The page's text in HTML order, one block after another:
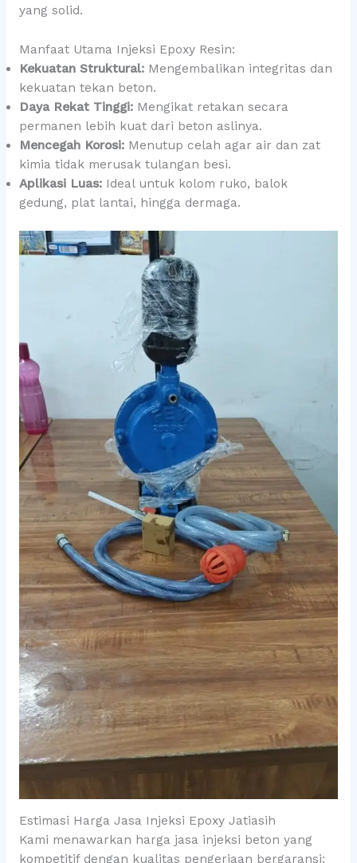
yang solid.
Manfaat Utama Injeksi Epoxy Resin:
Kekuatan Struktural:Mengembalikan integritas dan
kekuatan tekan beton.
Daya Rekat Tinggi:Mengikat retakan secara
permanen lebih kuat dari beton aslinya.
Mencegah Korosi:Menutup celah agar air dan zat
kimia tidak merusak tulangan besi.
Aplikasi Luas:Ideal untuk kolom ruko, balok
gedung, plat lantai, hingga dermaga.
Estimasi Harga Jasa Injeksi Epoxy Jatiasih
Kami menawarkan harga jasa injeksi beton yang
kompetitif dengan kualitas pengerjaan bergaransi: